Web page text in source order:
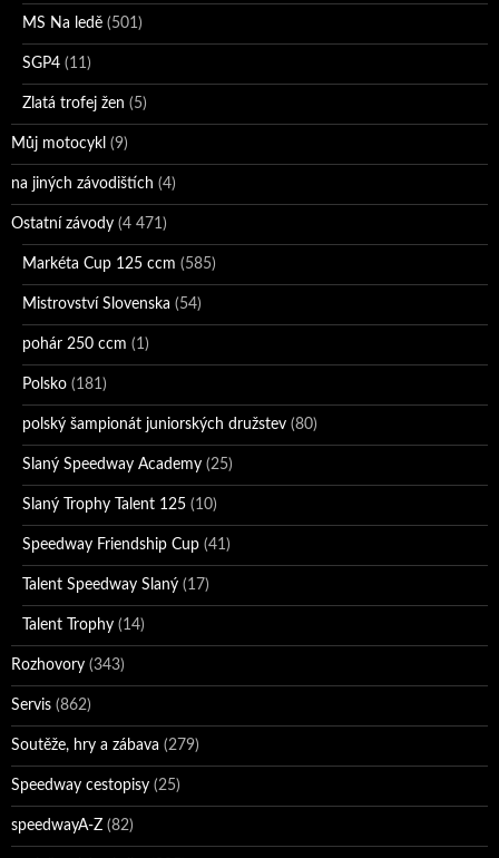
MS Na ledě (501)
SGP4 (11)
Zlatá trofej žen (5)
Můj motocykl (9)
na jiných závodištích (4)
Ostatní závody (4 471)
Markéta Cup 125 ccm (585)
Mistrovství Slovenska (54)
pohár 250 ccm (1)
Polsko (181)
polský šampionát juniorských družstev (80)
Slaný Speedway Academy (25)
Slaný Trophy Talent 125 (10)
Speedway Friendship Cup (41)
Talent Speedway Slaný (17)
Talent Trophy (14)
Rozhovory (343)
Servis (862)
Soutěže, hry a zábava (279)
Speedway cestopisy (25)
speedwayA-Z (82)